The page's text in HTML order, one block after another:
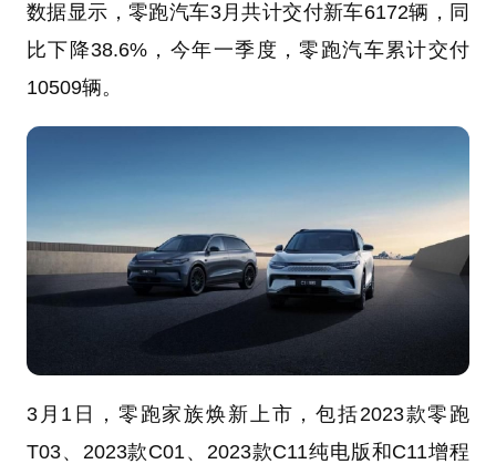
数据显示，零跑汽车3月共计交付新车6172辆，同
比下降38.6%，今年一季度，零跑汽车累计交付
10509辆。
3月1日，零跑家族焕新上市，包括2023款零跑
T03、2023款C01、2023款C11纯电版和C11增程